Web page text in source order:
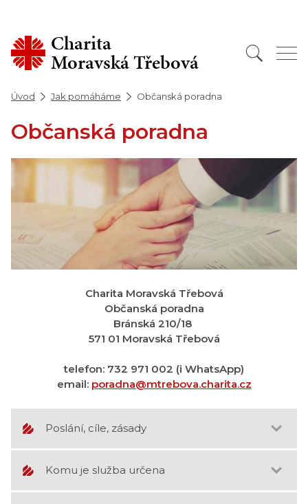
Charita
Moravská Třebová
Úvod Jak pomáháme Občanská poradna
Občanská poradna
Charita Moravská Třebová
Občanská poradna
Bránská 210/18
571 01 Moravská Třebová
telefon: 732 971 002 (i WhatsApp)
email: poradna@mtrebova.charita.cz
Poslání, cíle, zásady
Komu je služba určena